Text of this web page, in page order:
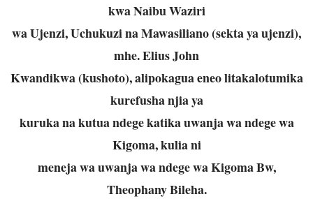
kwa Naibu Waziri
wa Ujenzi, Uchukuzi na Mawasiliano (sekta ya ujenzi),
mhe. Elius John
Kwandikwa (kushoto), alipokagua eneo litakalotumika
kurefusha njia ya
kuruka na kutua ndege katika uwanja wa ndege wa
Kigoma, kulia ni
meneja wa uwanja wa ndege wa Kigoma Bw,
Theophany Bileha.